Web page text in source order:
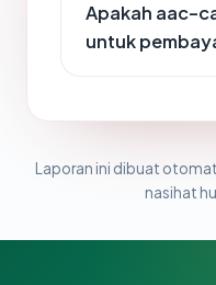
Apakah aac-
untuk
Laporan ini dibuat
nasihat